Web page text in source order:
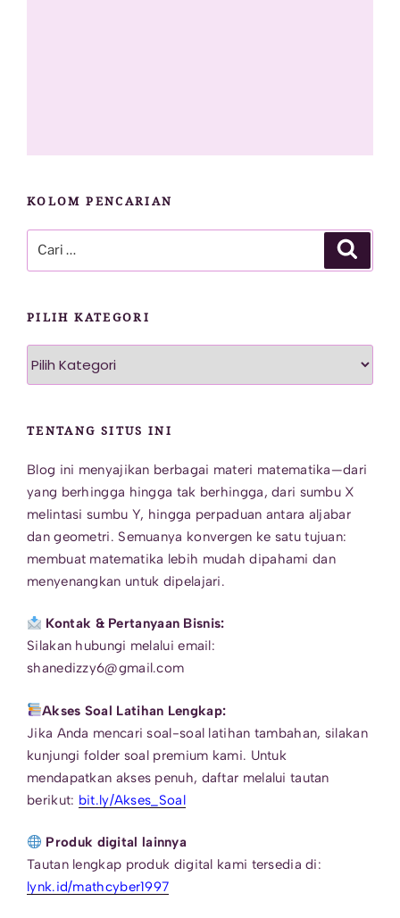
KOLOM PENCARIAN
PILIH KATEGORI
TENTANG SITUS INI
Blog ini menyajikan berbagai materi matematika—dari
yang berhingga hingga tak berhingga, dari sumbu X
melintasi sumbu Y, hingga perpaduan antara aljabar
dan geometri. Semuanya konvergen ke satu tujuan:
membuat matematika lebih mudah dipahami dan
menyenangkan untuk dipelajari.
Kontak & Pertanyaan Bisnis:
Silakan hubungi melalui email:
shanedizzy6@gmail.com
Akses Soal Latihan Lengkap:
Jika Anda mencari soal-soal latihan tambahan, silakan
kunjungi folder soal premium kami. Untuk
mendapatkan akses penuh, daftar melalui tautan
berikut: bit.ly/Akses_Soal
Produk digital lainnya
Tautan lengkap produk digital kami tersedia di:
lynk.id/mathcyber1997